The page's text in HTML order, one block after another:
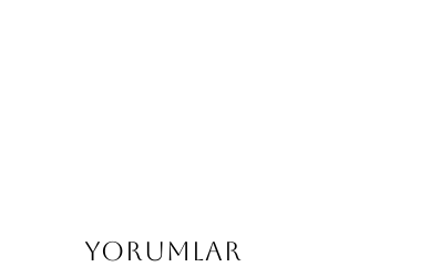
Yorumlar